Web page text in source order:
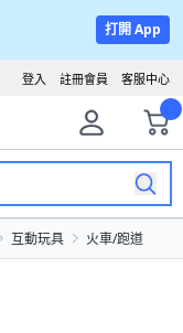
打開 App
客服中心
註冊會員
登入
互動玩具 火車/跑道